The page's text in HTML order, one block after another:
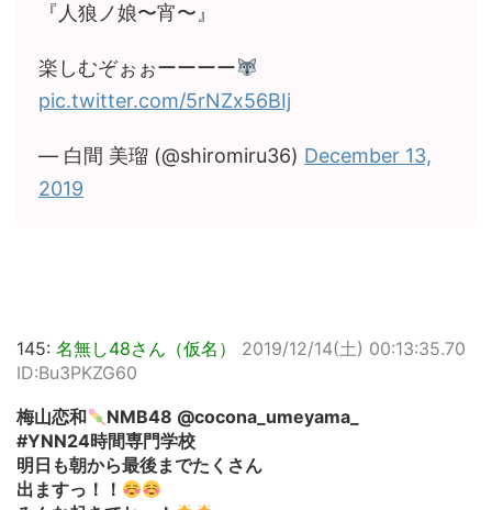
『人狼ノ娘〜宵〜』
楽しむぞぉぉーーーー
pic.twitter.com/5rNZx56BIj
— 白間 美瑠 (@shiromiru36) December 13,
2019
145: 名無し48さん（仮名）
2019/12/14(土) 00:13:35.70
ID:Bu3PKZG60
梅山恋和
NMB48 @cocona_umeyama_
#YNN24時間専門学校
明日も朝から最後までたくさん
出ますっ！！